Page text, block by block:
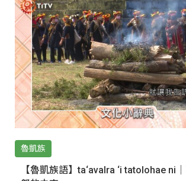
魯凱族
【魯凱族語】ta‘avalra ‘i tatolohae ni